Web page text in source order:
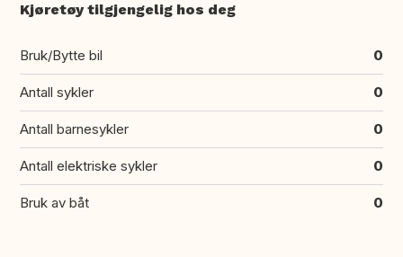
Kjøretøy tilgjengelig hos deg
Bruk/Bytte bil 0
Antall sykler 0
Antall barnesykler 0
Antall elektriske sykler 0
Bruk av båt 0